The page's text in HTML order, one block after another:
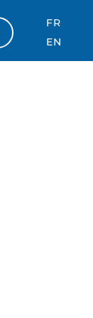
FR
EN